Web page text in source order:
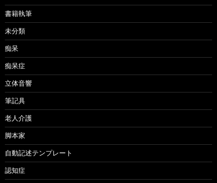
書籍執筆
未分類
痴呆
痴呆症
立体音響
筆記具
老人介護
脚本家
自動記述テンプレート
認知症